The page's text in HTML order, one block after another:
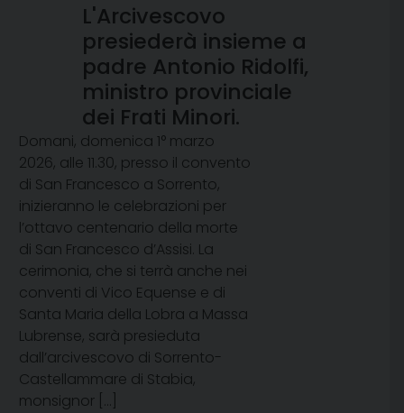
L'Arcivescovo
presiederà insieme a
padre Antonio Ridolfi,
ministro provinciale
dei Frati Minori.
Domani, domenica 1° marzo
2026, alle 11.30, presso il convento
di San Francesco a Sorrento,
inizieranno le celebrazioni per
l’ottavo centenario della morte
di San Francesco d’Assisi. La
cerimonia, che si terrà anche nei
conventi di Vico Equense e di
Santa Maria della Lobra a Massa
Lubrense, sarà presieduta
dall’arcivescovo di Sorrento-
Castellammare di Stabia,
monsignor […]